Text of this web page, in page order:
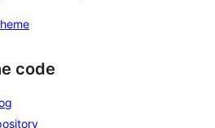
code